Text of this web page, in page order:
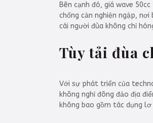
Bên cạnh đó, giá wave
chống cản nghiện ngập,
cái người đùa không chỉ
Tùy tải đùa
Với sự phát triển của
không nghỉ đông đảo địa
không bao gồm tác dụng